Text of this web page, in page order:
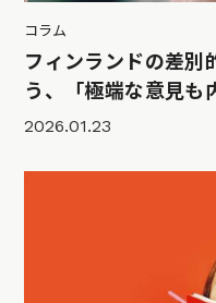
コラム
フィンランドの差別
う、「極端な意見も
2026.01.23